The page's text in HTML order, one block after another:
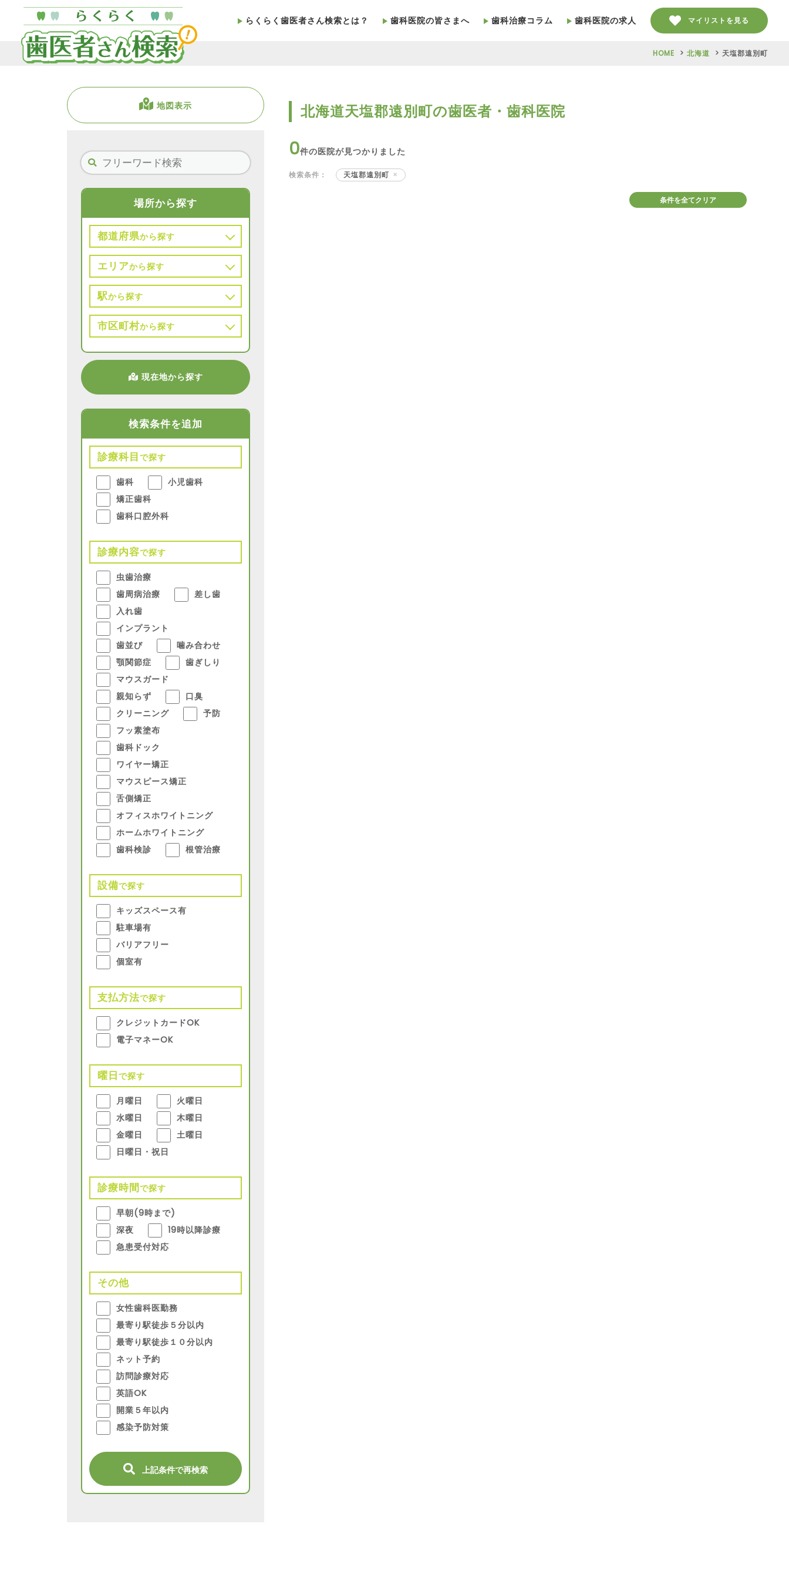
らくらく歯医者さん検索とは？ 歯科医院の皆さまへ 歯科治療コラム 歯科医院の求人 マイリストを見る
HOME 北海道 天塩郡遠別町
地図表示
場所から探す
都道府県から探す
エリアから探す
駅から探す
市区町村から探す
現在地から探す
検索条件を追加
診療科目で探す
歯科
小児歯科
矯正歯科
歯科口腔外科
診療内容で探す
虫歯治療
歯周病治療
差し歯
入れ歯
インプラント
歯並び
噛み合わせ
顎関節症
歯ぎしり
マウスガード
親知らず
口臭
クリーニング
予防
フッ素塗布
歯科ドック
ワイヤー矯正
マウスピース矯正
舌側矯正
オフィスホワイトニング
ホームホワイトニング
歯科検診
根管治療
設備で探す
キッズスペース有
駐車場有
バリアフリー
個室有
支払方法で探す
クレジットカードOK
電子マネーOK
曜日で探す
月曜日
火曜日
水曜日
木曜日
金曜日
土曜日
日曜日・祝日
診療時間で探す
早朝(9時まで)
深夜
19時以降診療
急患受付対応
その他
女性歯科医勤務
最寄り駅徒歩５分以内
最寄り駅徒歩１０分以内
ネット予約
訪問診療対応
英語OK
開業５年以内
感染予防対策
上記条件で再検索
北海道天塩郡遠別町の歯医者・歯科医院
0件の医院が見つかりました
検索条件： 天塩郡遠別町
条件を全てクリア